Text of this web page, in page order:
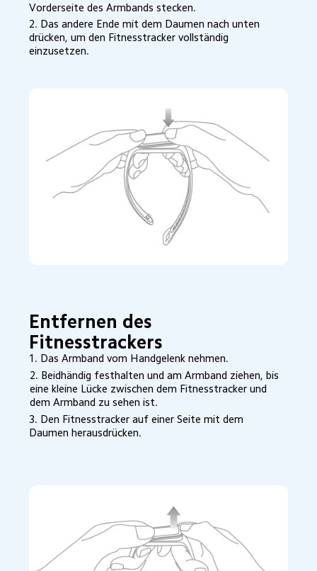
Vorderseite des Armbands stecken.
2. Das andere Ende mit dem Daumen nach unten
drücken, um den Fitnesstracker vollständig
einzusetzen.
Entfernen des
Fitnesstrackers
1. Das Armband vom Handgelenk nehmen.
2. Beidhändig festhalten und am Armband ziehen, bis
eine kleine Lücke zwischen dem Fitnesstracker und
dem Armband zu sehen ist.
3. Den Fitnesstracker auf einer Seite mit dem
Daumen herausdrücken.